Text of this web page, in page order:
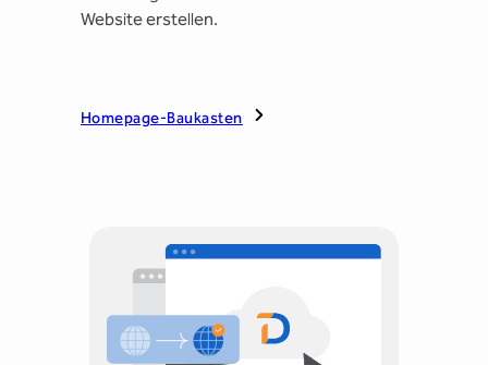
Website erstellen.
Homepage-Baukasten